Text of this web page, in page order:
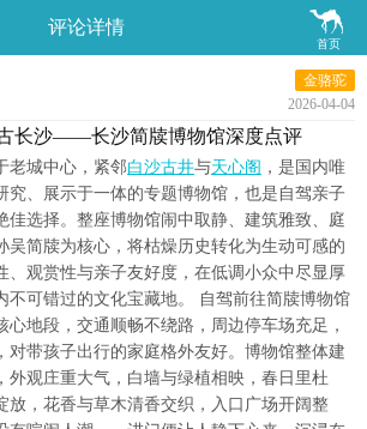

首页
评论详情
金骆驼
2026-04-04
长沙——长沙简牍博物馆深度点评
老城中心，紧邻白沙古井与天心阁 ，是国内唯
究、展示于一体的专题博物馆，也是自驾亲子
佳选择。整座博物馆闹中取静、建筑雅致、庭
吴简牍为核心，将枯燥历史转化为生动可感的
、观赏性与亲子友好度，在低调小众中尽显厚
不可错过的文化宝藏地。 自驾前往简牍博物馆
心地段，交通顺畅不绕路，周边停车场充足，
对带孩子出行的家庭格外友好。博物馆整体建
外观庄重大气，白墙与绿植相映，春日里杜
放，花香与草木清香交织，入口广场开阔整